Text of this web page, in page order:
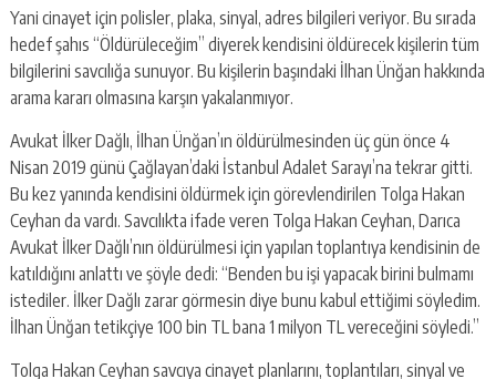
Yani cinayet için polisler, plaka, sinyal, adres bilgileri veriyor. Bu sırada
hedef şahıs “Öldürüleceğim” diyerek kendisini öldürecek kişilerin tüm
bilgilerini savcılığa sunuyor. Bu kişilerin başındaki İlhan Ünğan hakkında
arama kararı olmasına karşın yakalanmıyor.
Avukat İlker Dağlı, İlhan Ünğan’ın öldürülmesinden üç gün önce 4
Nisan 2019 günü Çağlayan’daki İstanbul Adalet Sarayı’na tekrar gitti.
Bu kez yanında kendisini öldürmek için görevlendirilen Tolga Hakan
Ceyhan da vardı. Savcılıkta ifade veren Tolga Hakan Ceyhan, Darıca
Avukat İlker Dağlı’nın öldürülmesi için yapılan toplantıya kendisinin de
katıldığını anlattı ve şöyle dedi: “Benden bu işi yapacak birini bulmamı
istediler. İlker Dağlı zarar görmesin diye bunu kabul ettiğimi söyledim.
İlhan Ünğan tetikçiye 100 bin TL bana 1 milyon TL vereceğini söyledi.”
Tolga Hakan Ceyhan savcıya cinayet planlarını, toplantıları, sinyal ve